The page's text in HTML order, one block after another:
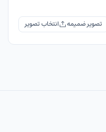
تصویر ضمیمه